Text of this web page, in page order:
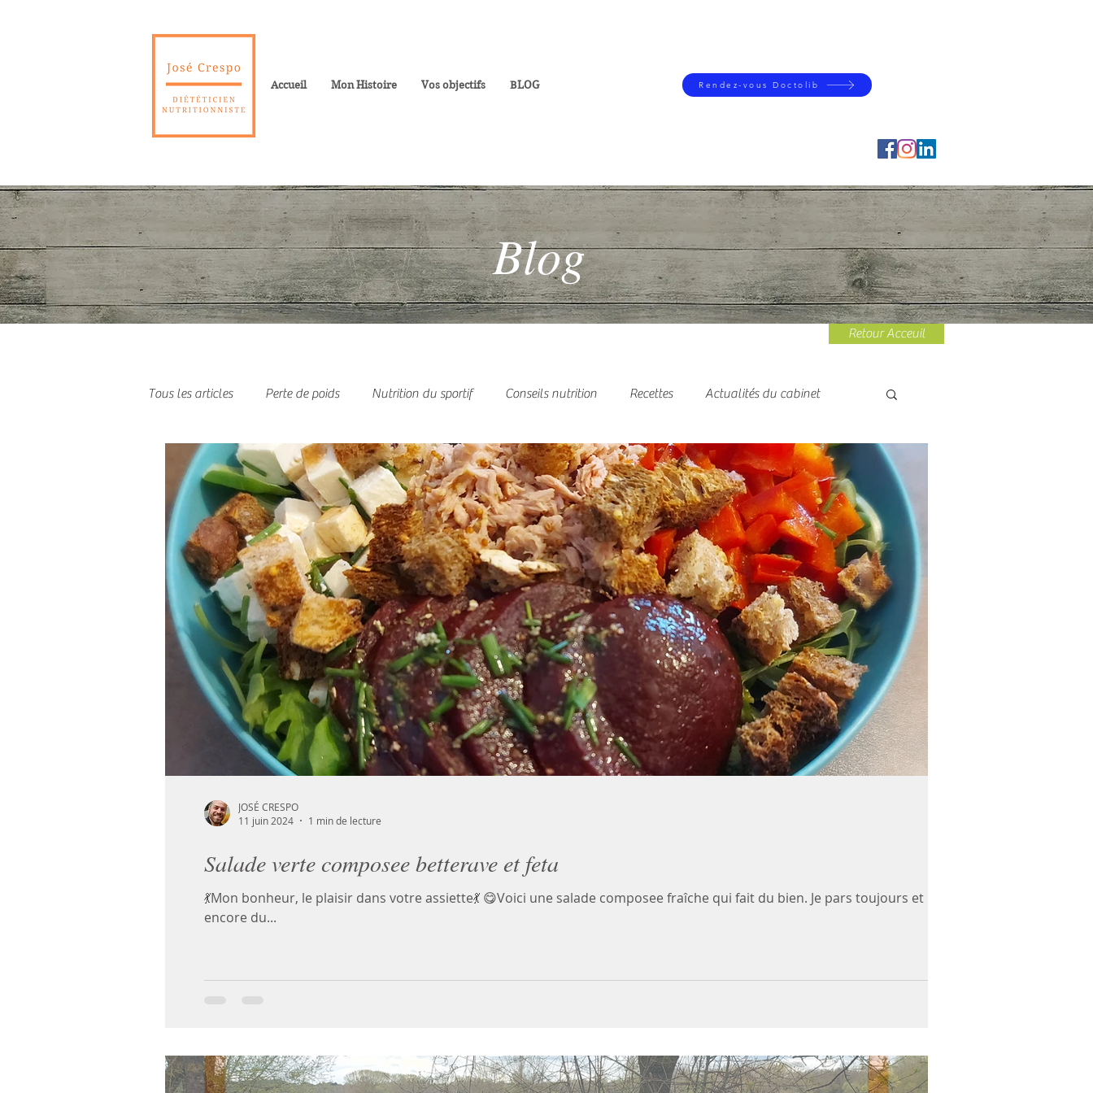
Accueil Mon Histoire Vos objectifs BLOG Rendez-vous Doctolib
Blog
Retour Acceuil
Tous les articles Perte de poids Nutrition du sportif Conseils nutrition Recettes Actualités du cabinet
Les différentes pâtes Recettes à supprimer
Salade verte composee betterave et feta
💃Mon bonheur, le plaisir dans votre assiette💃 😋Voici une salade composee fraîche qui fait du bien. Je pars toujours et
encore du...
JOSÉ CRESPO
11 juin 2024
1 min de lecture